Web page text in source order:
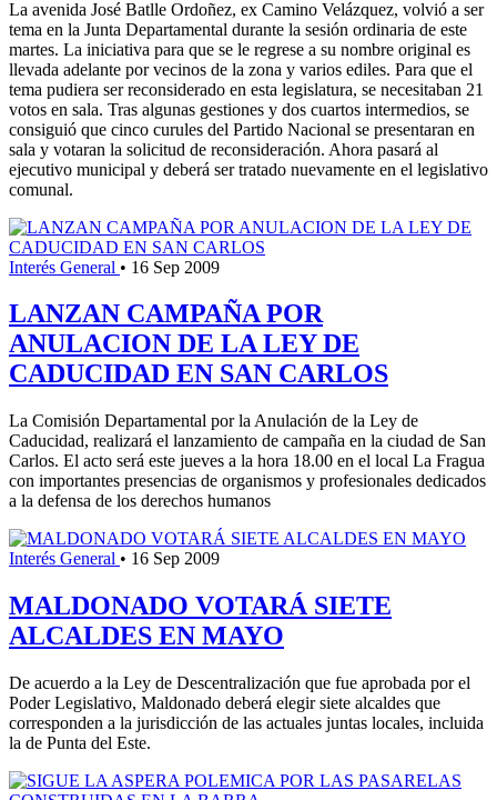
La avenida José Batlle Ordoñez, ex Camino Velázquez, volvió a ser
tema en la Junta Departamental durante la sesión ordinaria de este
martes. La iniciativa para que se le regrese a su nombre original es
llevada adelante por vecinos de la zona y varios ediles. Para que el
tema pudiera ser reconsiderado en esta legislatura, se necesitaban 21
votos en sala. Tras algunas gestiones y dos cuartos intermedios, se
consiguió que cinco curules del Partido Nacional se presentaran en
sala y votaran la solicitud de reconsideración. Ahora pasará al
ejecutivo municipal y deberá ser tratado nuevamente en el legislativo
comunal.
Interés General • 16 Sep 2009
LANZAN CAMPAÑA POR
ANULACION DE LA LEY DE
CADUCIDAD EN SAN CARLOS
La Comisión Departamental por la Anulación de la Ley de
Caducidad, realizará el lanzamiento de campaña en la ciudad de San
Carlos. El acto será este jueves a la hora 18.00 en el local La Fragua
con importantes presencias de organismos y profesionales dedicados
a la defensa de los derechos humanos
Interés General • 16 Sep 2009
MALDONADO VOTARÁ SIETE
ALCALDES EN MAYO
De acuerdo a la Ley de Descentralización que fue aprobada por el
Poder Legislativo, Maldonado deberá elegir siete alcaldes que
corresponden a la jurisdicción de las actuales juntas locales, incluida
la de Punta del Este.